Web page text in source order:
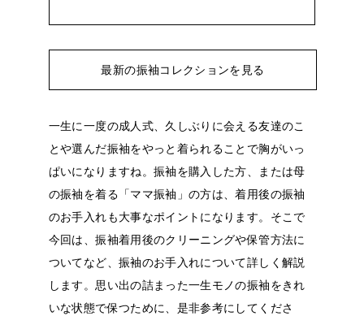
最新の振袖コレクションを見る
一生に一度の成人式、久しぶりに会える友達のこ
とや選んだ振袖をやっと着られることで胸がいっ
ぱいになりますね。振袖を購入した方、または母
の振袖を着る「ママ振袖」の方は、着用後の振袖
のお手入れも大事なポイントになります。そこで
今回は、振袖着用後のクリーニングや保管方法に
ついてなど、振袖のお手入れについて詳しく解説
します。思い出の詰まった一生モノの振袖をきれ
いな状態で保つために、是非参考にしてくださ